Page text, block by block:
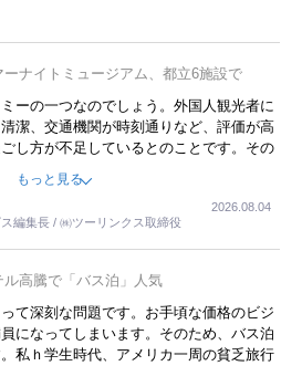
ーナイトミュージアム、都立6施設で
ーの一つなのでしょう。外国人観光者に
潔、交通機関が時刻通りなど、評価が高
し方が不足しているとのことです。その
ようなイベントが行われれば、日本人に
みが増えるでしょうね。
もっと見る
編集長 / ㈱ツーリンクス取締役
2026.08.04
高騰で「バス泊」人気
て深刻な問題です。お手頃な価格のビジ
になってしまいます。そのため、バス泊
私ｈ学生時代、アメリカ一周の貧乏旅行